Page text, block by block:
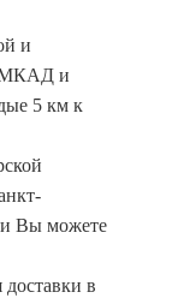
и
МКАД и
5 км к
Вы можете
в